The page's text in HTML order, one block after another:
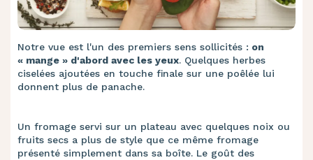
Notre vue est l'un des premiers sens sollicités : on
« mange » d'abord avec les yeux. Quelques herbes
ciselées ajoutées en touche finale sur une poêlée lui
donnent plus de panache.
Un fromage servi sur un plateau avec quelques noix ou
fruits secs a plus de style que ce même fromage
présenté simplement dans sa boîte. Le goût des